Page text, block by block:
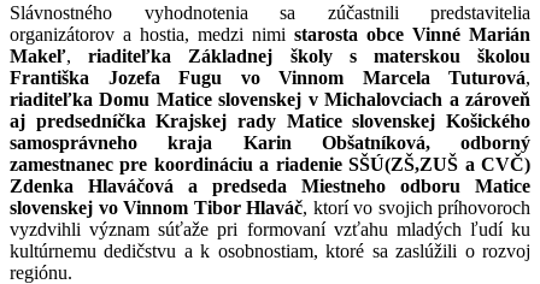
Slávnostného vyhodnotenia sa zúčastnili predstavitelia
organizátorov a hostia, medzi nimi starosta obce Vinné Marián
Makeľ,riaditeľka Základnej školy s materskou školou
Františka Jozefa Fugu vo Vinnom Marcela Tuturová,
riaditeľka Domu Matice slovenskej v Michalovciach a zároveň
aj predsedníčka Krajskej rady Matice slovenskej Košického
samosprávneho kraja Karin Obšatníková, odborný
zamestnanec pre koordináciu a riadenie SŠÚ(ZŠ,ZUŠ a CVČ)
Zdenka Hlaváčová a predseda Miestneho odboru Matice
slovenskej vo Vinnom Tibor Hlaváč, ktorí vo svojich príhovoroch
vyzdvihli význam súťaže pri formovaní vzťahu mladých ľudí ku
kultúrnemu dedičstvu a k osobnostiam, ktoré sa zaslúžili o rozvoj
regiónu.